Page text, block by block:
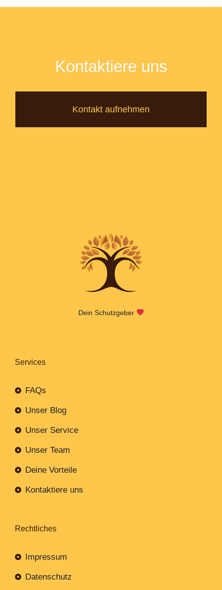
Kontaktiere uns
Kontakt aufnehmen
Dein Schutzgeber
Services
FAQs
Unser Blog
Unser Service
Unser Team
Deine Vorteile
Kontaktiere uns
Rechtliches
Impressum
Datenschutz